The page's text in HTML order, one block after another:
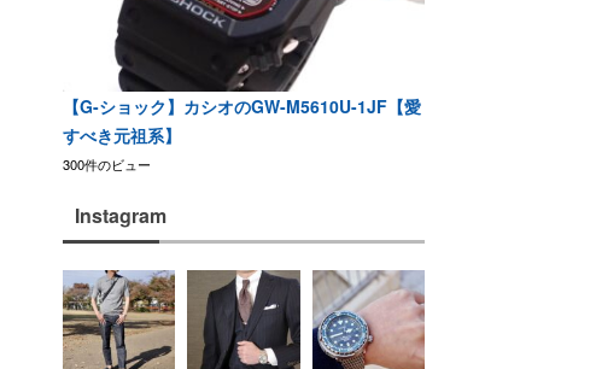
【G-ショック】カシオのGW-M5610U-1JF【愛
すべき元祖系】
300件のビュー
Instagram